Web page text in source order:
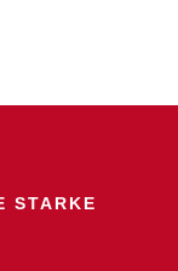
STARKE